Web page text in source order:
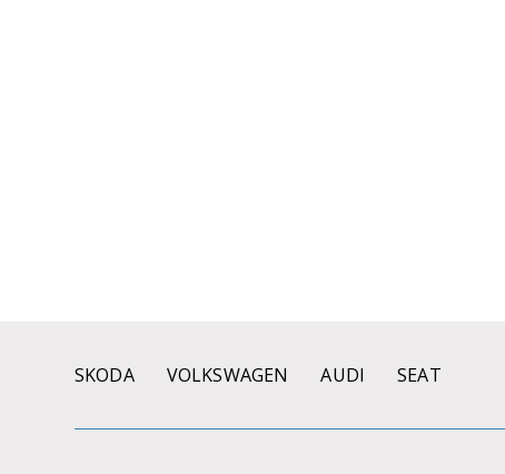
SKODA VOLKSWAGEN AUDI SEAT